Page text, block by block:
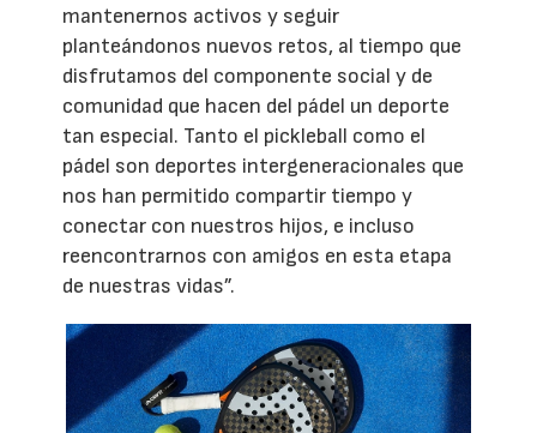
mantenernos activos y seguir
planteándonos nuevos retos, al tiempo que
disfrutamos del componente social y de
comunidad que hacen del pádel un deporte
tan especial. Tanto el pickleball como el
pádel son deportes intergeneracionales que
nos han permitido compartir tiempo y
conectar con nuestros hijos, e incluso
reencontrarnos con amigos en esta etapa
de nuestras vidas”.